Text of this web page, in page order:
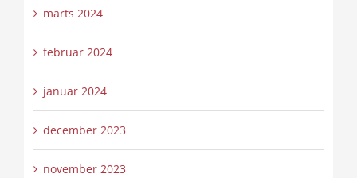
marts 2024
februar 2024
januar 2024
december 2023
november 2023